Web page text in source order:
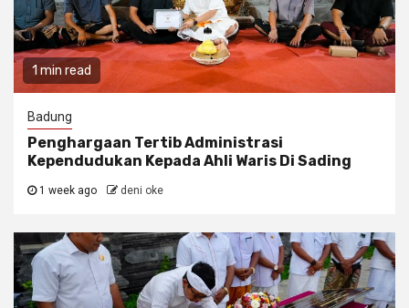
1 min read
Badung
Penghargaan Tertib Administrasi
Kependudukan Kepada Ahli Waris Di Sading
1 week ago deni oke